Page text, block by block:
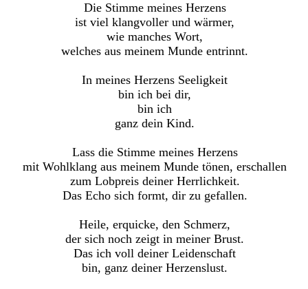
Die Stimme meines Herzens
ist viel klangvoller und wärmer,
wie manches Wort,
welches aus meinem Munde entrinnt.
In meines Herzens Seeligkeit
bin ich bei dir,
bin ich
ganz dein Kind.
Lass die Stimme meines Herzens
mit Wohlklang aus meinem Munde tönen, erschallen
zum Lobpreis deiner Herrlichkeit.
Das Echo sich formt, dir zu gefallen.
Heile, erquicke, den Schmerz,
der sich noch zeigt in meiner Brust.
Das ich voll deiner Leidenschaft
bin, ganz deiner Herzenslust.